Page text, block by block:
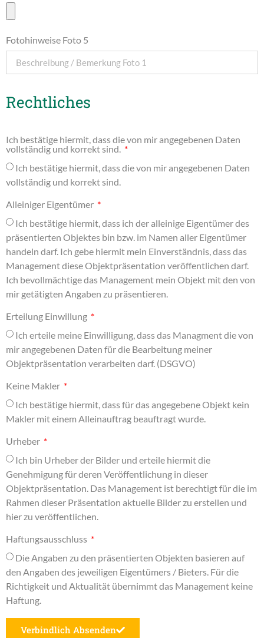
Fotohinweise Foto 5
Rechtliches
Ich bestätige hiermit, dass die von mir angegebenen Daten
vollständig und korrekt sind.
Ich bestätige hiermit, dass die von mir angegebenen Daten
vollständig und korrekt sind.
Alleiniger Eigentümer
Ich bestätige hiermit, dass ich der alleinige Eigentümer des
präsentierten Objektes bin bzw. im Namen aller Eigentümer
handeln darf. Ich gebe hiermit mein Einverständnis, dass das
Management diese Objektpräsentation veröffentlichen darf.
Ich bevollmächtige das Management mein Objekt mit den von
mir getätigten Angaben zu präsentieren.
Erteilung Einwillung
Ich erteile meine Einwilligung, dass das Managment die von
mir angegebenen Daten für die Bearbeitung meiner
Objektpräsentation verarbeiten darf. (DSGVO)
Keine Makler
Ich bestätige hiermit, dass für das angegebene Objekt kein
Makler mit einem Alleinauftrag beauftragt wurde.
Urheber
Ich bin Urheber der Bilder und erteile hiermit die
Genehmigung für deren Veröffentlichung in dieser
Objektpräsentation. Das Management ist berechtigt für die im
Rahmen dieser Präsentation aktuelle Bilder zu erstellen und
hier zu veröffentlichen.
Haftungsausschluss
Die Angaben zu den präsentierten Objekten basieren auf
den Angaben des jeweiligen Eigentümers / Bieters. Für die
Richtigkeit und Aktualität übernimmt das Management keine
Haftung.
Verbindlich Absenden